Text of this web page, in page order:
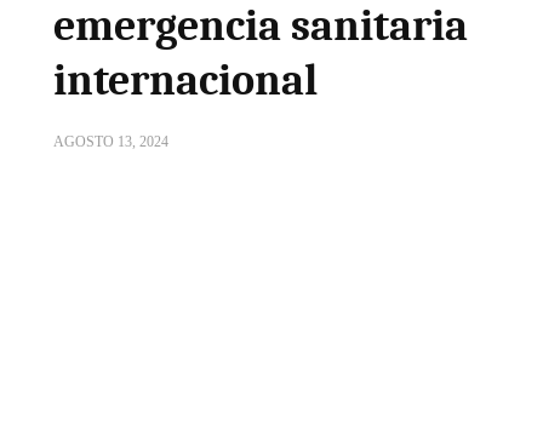
emergencia sanitaria
internacional
AGOSTO 13, 2024